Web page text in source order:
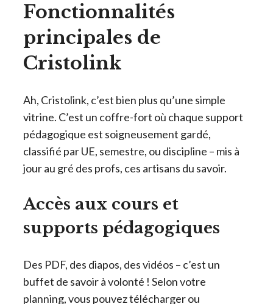
Fonctionnalités
principales de
Cristolink
Ah, Cristolink, c’est bien plus qu’une simple
vitrine. C’est un coffre-fort où chaque support
pédagogique est soigneusement gardé,
classifié par UE, semestre, ou discipline – mis à
jour au gré des profs, ces artisans du savoir.
Accès aux cours et
supports pédagogiques
Des PDF, des diapos, des vidéos – c’est un
buffet de savoir à volonté ! Selon votre
planning, vous pouvez télécharger ou